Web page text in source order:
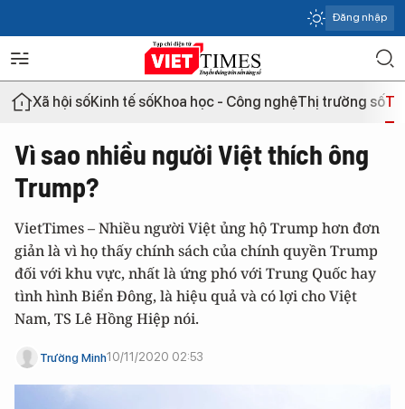
Đăng nhập
Xã hội sốKinh tế sốKhoa học - Công nghệThị trường số
Vì sao nhiều người Việt thích ông
Trump?
VietTimes – Nhiều người Việt ủng hộ Trump hơn đơn
giản là vì họ thấy chính sách của chính quyền Trump
đối với khu vực, nhất là ứng phó với Trung Quốc hay
tình hình Biển Đông, là hiệu quả và có lợi cho Việt
Nam, TS Lê Hồng Hiệp nói.
Trường Minh10/11/2020 02:53